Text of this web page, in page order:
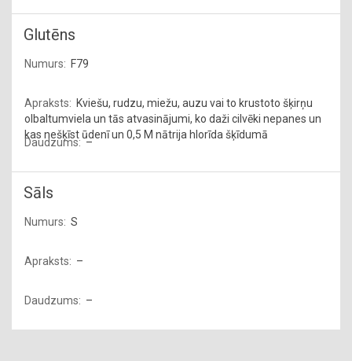
Glutēns
F79
Kviešu, rudzu, miežu, auzu vai to krustoto šķirņu
olbaltumviela un tās atvasinājumi, ko daži cilvēki nepanes un
kas nešķīst ūdenī un 0,5 M nātrija hlorīda šķīdumā
–
Sāls
S
–
–